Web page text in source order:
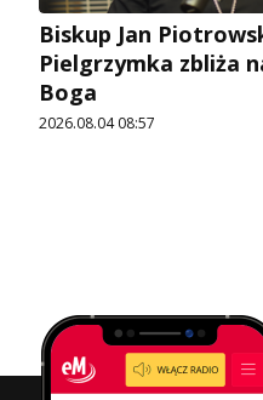
Biskup Jan
Pielgrzymka zbliża
Boga
2026.08.04 08:57